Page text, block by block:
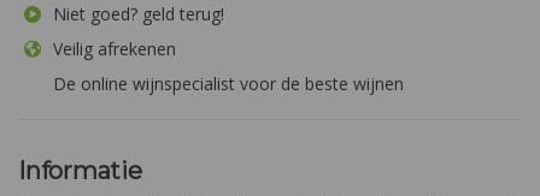
Niet goed? geld terug!
Veilig afrekenen
De online wijnspecialist voor de beste wijnen
Informatie